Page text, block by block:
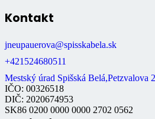
Kontakt
jneupauerova@spisskabela.sk
+421524680511
Mestský úrad Spišská Belá,Petzvalova
IČO: 00326518
DIČ: 2020674953
SK86 0200 0000 0000 2702 0562